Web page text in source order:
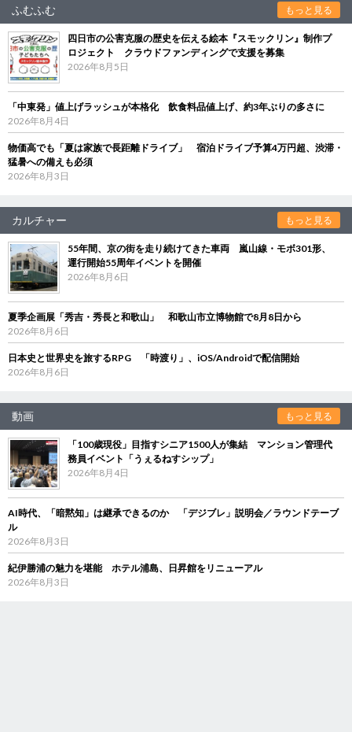
ふむふむ もっと見る
四日市の公害克服の歴史を伝える絵本『スモックリン』制作プ
ロジェクト クラウドファンディングで支援を募集
2026年8月5日
「中東発」値上げラッシュが本格化 飲食料品値上げ、約3年ぶりの多さに
2026年8月4日
物価高でも「夏は家族で長距離ドライブ」 宿泊ドライブ予算4万円超、渋滞・
猛暑への備えも必須
2026年8月3日
カルチャー もっと見る
55年間、京の街を走り続けてきた車両 嵐山線・モボ301形、
運行開始55周年イベントを開催
2026年8月6日
夏季企画展「秀吉・秀長と和歌山」 和歌山市立博物館で8月8日から
2026年8月6日
日本史と世界史を旅するRPG 「時渡り」、iOS/Androidで配信開始
2026年8月6日
動画 もっと見る
「100歳現役」目指すシニア1500人が集結 マンション管理代
務員イベント「うぇるねすシップ」
2026年8月4日
AI時代、「暗黙知」は継承できるのか 「デジブレ」説明会／ラウンドテーブ
ル
2026年8月3日
紀伊勝浦の魅力を堪能 ホテル浦島、日昇館をリニューアル
2026年8月3日